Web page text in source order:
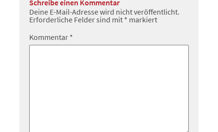
Schreibe einen Kommentar
Deine E-Mail-Adresse wird nicht veröffentlicht.
Erforderliche Felder sind mit * markiert
Kommentar *